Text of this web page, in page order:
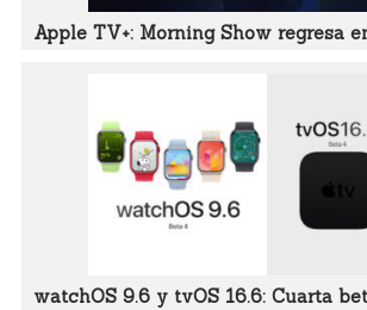
Apple TV+: Morning Show regresa
watchOS 9.6 y tvOS 16.6: Cuarta